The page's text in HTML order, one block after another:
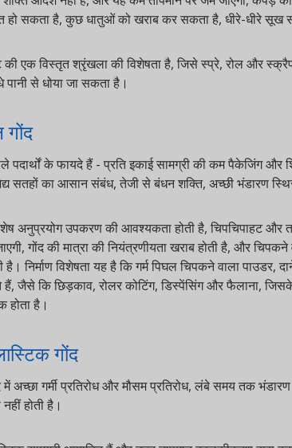
सकता है, कुछ धातुओं को खराब कर सकता है, धीरे-धीरे सूख
एक विस्तृत श्रृंखला की विशेषता है, जिसे स्प्रे, रोल और स्क्रैप
से धोया जा सकता है।
के फायदे हैं - प्रति इकाई सामग्री की कम पैकेजिंग और
का आसान संबंध, तेजी से बंधन शक्ति, अच्छी भंडारण
उपकरण की आवश्यकता होती है, चिपचिपाहट और
गोंद की मात्रा की नियंत्रणीयता खराब होती है, और
विशेषता यह है कि गर्म पिघल चिपकने वाला पाउडर,
जैसे कि छिड़काव, रोलर कोटिंग, डिस्पेंसिंग और फैलाना, जिसके
है।
गोंद
गर्मी प्रतिरोध और मौसम प्रतिरोध, लंबे समय तक
है।